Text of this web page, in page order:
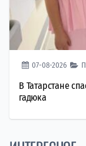
07-08-2026
В Татарстане
гадюка